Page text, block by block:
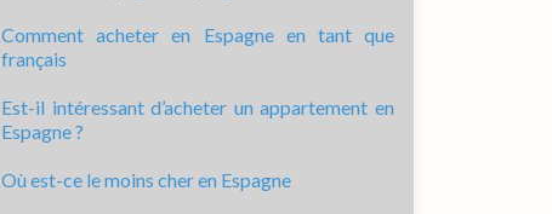
Comment acheter en Espagne en tant que
français
Est-il intéressant d’acheter un appartement en
Espagne ?
Où est-ce le moins cher en Espagne